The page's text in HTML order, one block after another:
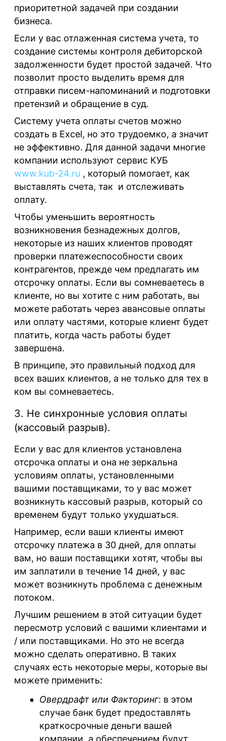
приоритетной задачей при создании
бизнеса.
Если у вас отлаженная система учета, то
создание системы контроля дебиторской
задолженности будет простой задачей. Что
позволит просто выделить время для
отправки писем-напоминаний и подготовки
претензий и обращение в суд.
Систему учета оплаты счетов можно
создать в Excel, но это трудоемко, а значит
не эффективно. Для данной задачи многие
компании используют сервис КУБ
www.kub-24.ru , который помогает, как
выставлять счета, так и отслеживать
оплату.
Чтобы уменьшить вероятность
возникновения безнадежных долгов,
некоторые из наших клиентов проводят
проверки платежеспособности своих
контрагентов, прежде чем предлагать им
отсрочку оплаты. Если вы сомневаетесь в
клиенте, но вы хотите с ним работать, вы
можете работать через авансовые оплаты
или оплату частями, которые клиент будет
платить, когда часть работы будет
завершена.
В принципе, это правильный подход для
всех ваших клиентов, а не только для тех в
ком вы сомневаетесь.
3. Не синхронные условия оплаты
(кассовый разрыв).
Если у вас для клиентов установлена
отсрочка оплаты и она не зеркальна
условиям оплаты, установленными
вашими поставщиками, то у вас может
возникнуть кассовый разрыв, который со
временем будут только ухудшаться.
Например, если ваши клиенты имеют
отсрочку платежа в 30 дней, для оплаты
вам, но ваши поставщики хотят, чтобы вы
им заплатили в течение 14 дней, у вас
может возникнуть проблема с денежным
потоком.
Лучшим решением в этой ситуации будет
пересмотр условий с вашими клиентами и
/ или поставщиками. Но это не всегда
можно сделать оперативно. В таких
случаях есть некоторые меры, которые вы
можете применить:
Овердрафт или Факторинг: в этом
случае банк будет предоставлять
краткосрочные деньги вашей
компании, а обеспечением будут